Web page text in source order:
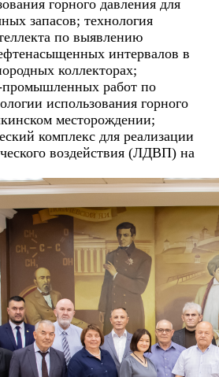
горного давления для
запасов; технология
по выявлению
интервалов в
коллекторах;
промышленных работ по
использования горного
месторождении;
комплекс для реализации
воздействия (ЛДВП) на